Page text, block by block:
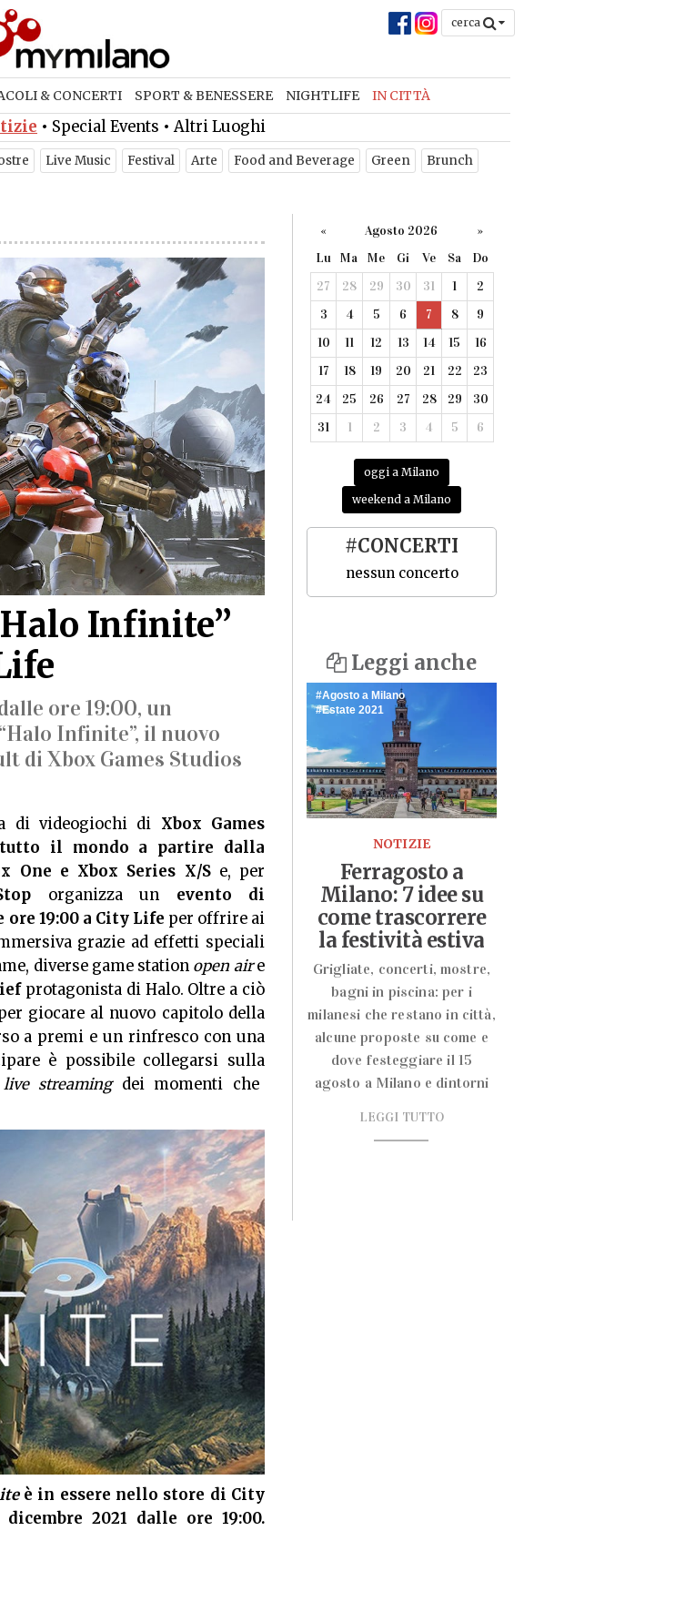
cerca
& CONCERTI SPORT & BENESSERE NIGHTLIFE IN CITTÀ
• Special Events •Altri Luoghi
Live Music Festival Arte Food and Beverage Green Brunch
Infinite”
ore 19:00, un
Infinite”, il nuovo
di Xbox Games Studios
di videogiochi di Xbox Games
il mondo a partire dalla
One e Xbox Series X/Se, per
organizza un evento di
19:00 a City Life per offrire ai
grazie ad effetti speciali
diverse game station open aire
protagonista di Halo. Oltre a ciò
giocare al nuovo capitolo della
a premi e un rinfresco con una
è possibile collegarsi sulla
live streamingdei momenti che
è in essere nello store di City
2021 dalle ore 19:00.
« Agosto 2026
»
Lu
Ma Me Gi Ve Sa
Do
27
28 29 30 31 1
2
3
4 5 6 7 8
9
10
11 12 13 14 15
16
17
18 19 20 21 22
23
24
25 26 27 28 29
30
31
1 2 3 4 5 6
oggi a Milano
weekend a Milano
#CONCERTI
nessun concerto
Leggi anche
Agosto a Milano
Estate 2021
NOTIZIE
Ferragosto a
Milano: 7 idee su
come trascorrere
la festività estiva
Grigliate, concerti, mostre,
bagni in piscina: per i
milanesi che restano in città,
alcune proposte su come e
dove festeggiare il 15
agosto a Milano e dintorni
LEGGI TUTTO